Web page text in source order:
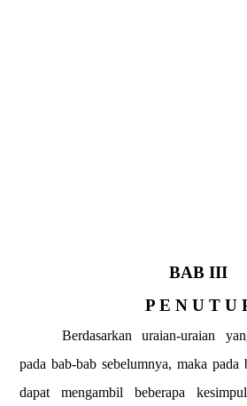
BAB III
P E N U T U
Berdasarkan uraian-uraian
pada bab-bab sebelumnya, maka
dapat mengambil beberapa